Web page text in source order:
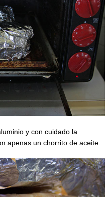
y con cuidado la
apenas un chorrito de aceite.